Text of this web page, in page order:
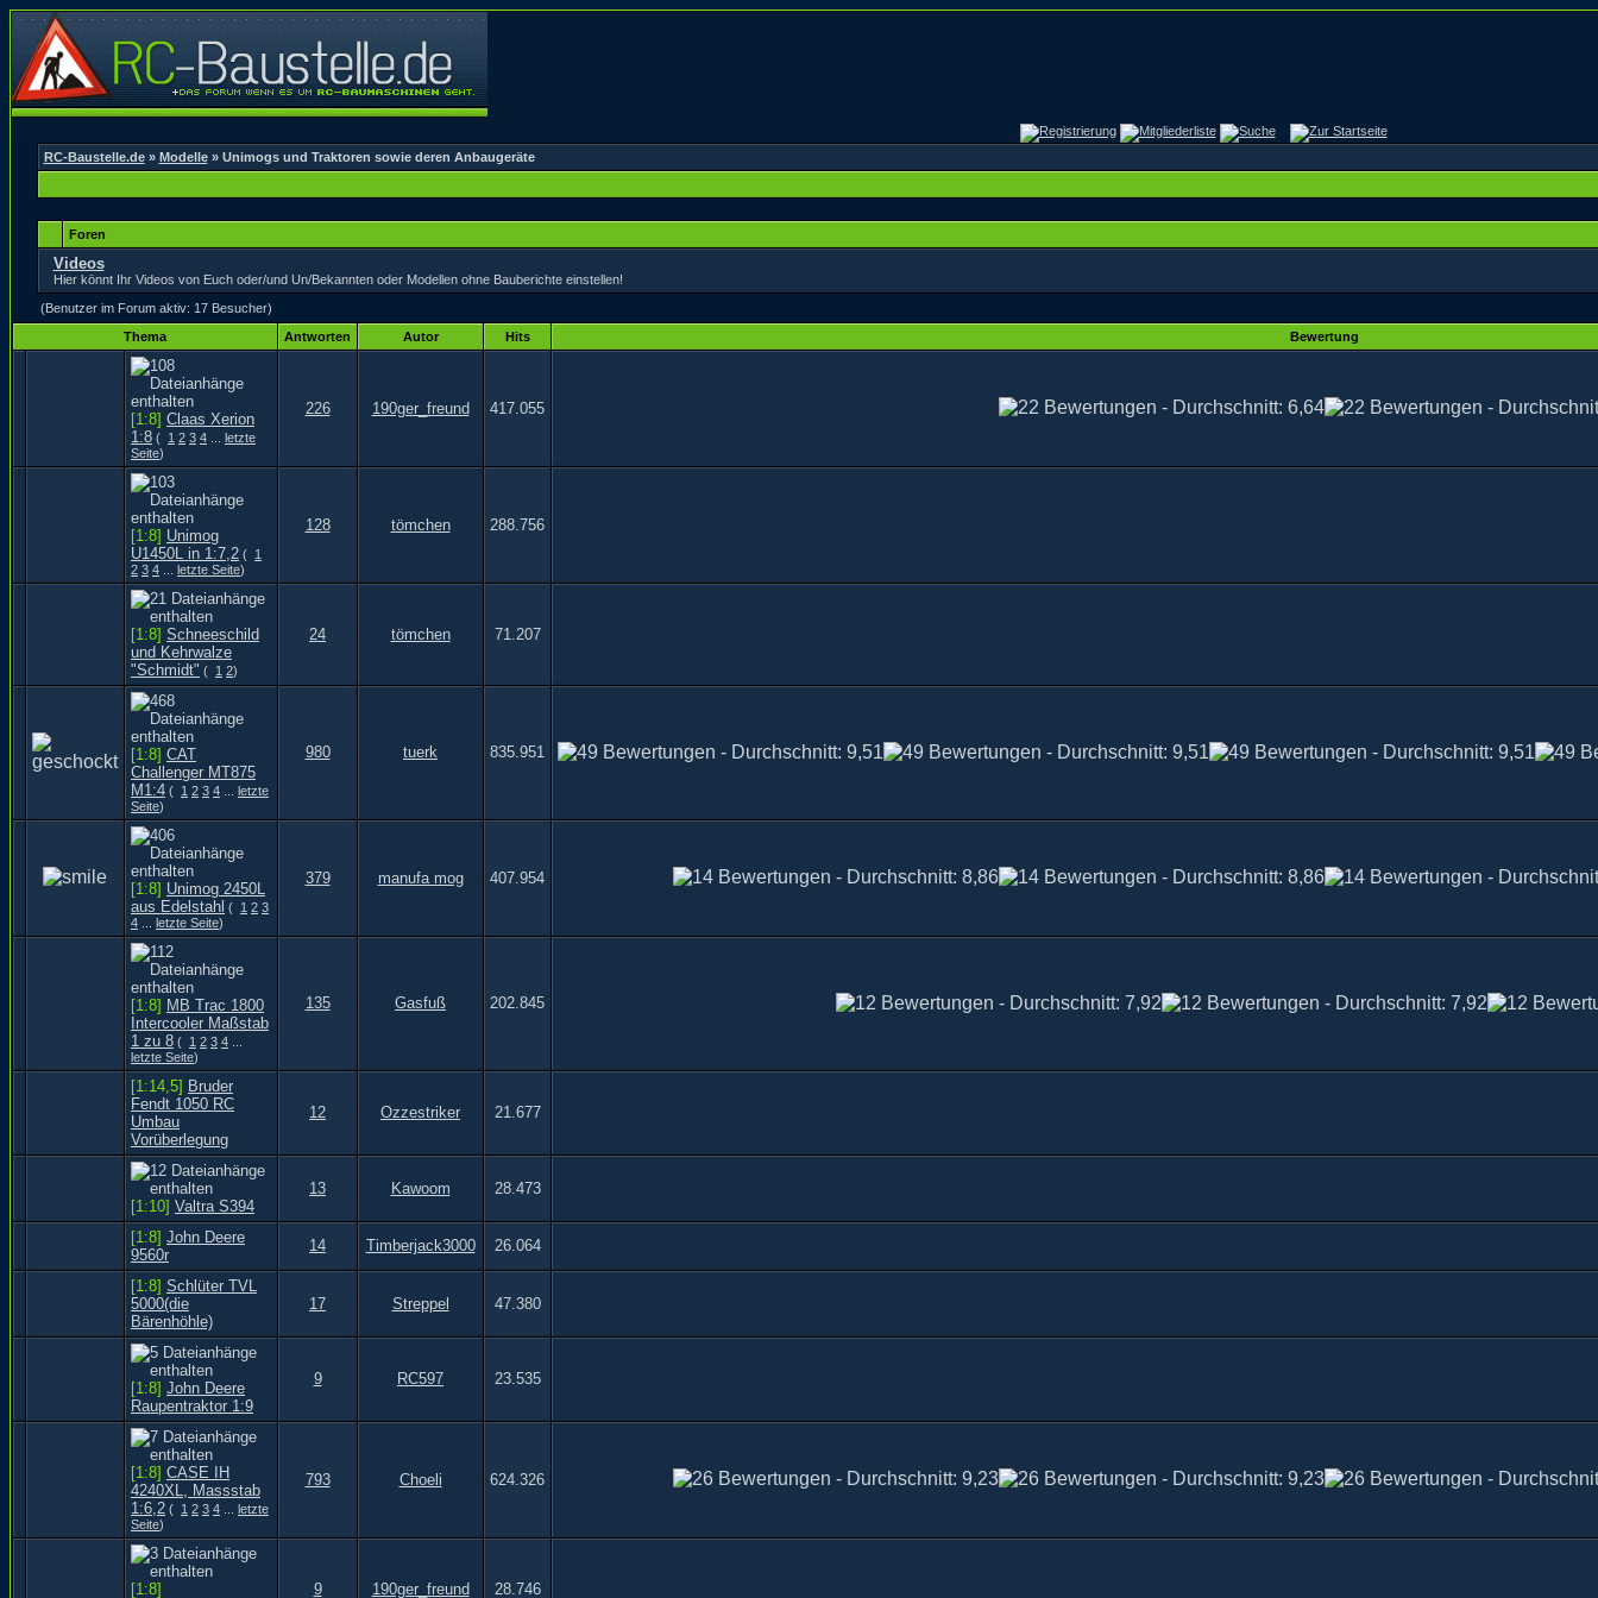
RC-Baustelle.de» Modelle» Unimogs und Traktoren sowie deren Anbaugeräte
Foren
Videos
Hier könnt Ihr Videos von Euch oder/und Un/Bekannten oder Modellen ohne Bauberichte einstellen!
(Benutzer im Forum aktiv: 17 Besucher)
Thema
Antworten Autor Hits Bewertung
[1:8] Claas Xerion
1:8 ( 1 2 3 4
letzte
Seite)
226 190ger_freund 417.055
[1:8] Unimog
U1450L in 1:7,2 ( 1
2 3 4 letzte Seite)
128 tömchen 288.756
[1:8] Schneeschild
und Kehrwalze
"Schmidt" ( 1 2)
24 tömchen 71.207
[1:8] CAT
Challenger MT875
M1:4 ( 1 2 3 4
letzte
Seite)
980 tuerk 835.951
[1:8] Unimog 2450L
aus Edelstahl ( 1 2 3
4
letzte Seite)
379 manufa mog 407.954
[1:8] MB Trac 1800
Intercooler Maßstab
1 zu 8 ( 1 2 3 4
letzte Seite)
135 Gasfuß 202.845
[1:14,5] Bruder
Fendt 1050 RC
Umbau
Vorüberlegung
12 Ozzestriker 21.677
[1:10] Valtra S394
13 Kawoom 28.473
[1:8] John Deere
9560r
14 Timberjack3000 26.064
[1:8] Schlüter TVL
5000(die
Bärenhöhle)
17 Streppel 47.380
[1:8] John Deere
Raupentraktor 1:9
9 RC597 23.535
[1:8] CASE IH
4240XL, Massstab
1:6,2 ( 1 2 3 4
letzte
Seite)
793 Choeli 624.326
[1:8]
9 190ger_freund 28.746